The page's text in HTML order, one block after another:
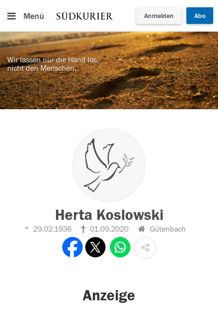
Menü Anmelden Abo
Wir lassen nur die Hand los,
nicht den Menschen.
Herta Koslowski
29.02.1936 01.09.2020 Gütenbach
Anzeige